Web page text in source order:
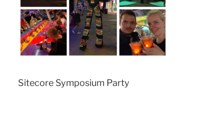
Sitecore Symposium Party